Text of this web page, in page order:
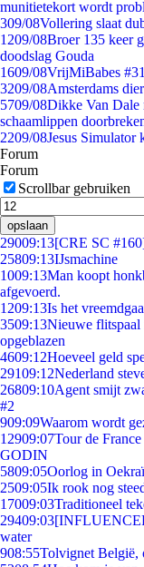
munitietekort wordt
309/08Vollering slaat
1209/08Broer 135 keer
doodslag Gouda
1609/08VrijMiBabes
3209/08Amsterdams
5709/08Dikke Van Dale
schaamlippen
2209/08Jesus Simulator
Forum
Forum
Scrollbar gebruiken
opslaan
29009:13[CRE SC
25809:13IJsmachine
1009:13Man koopt
afgevoerd.
1209:13Is het
3509:13Nieuwe flitspaal
opgeblazen
4609:12Hoeveel geld
29109:12Nederland
26809:10Agent smijt
#2
909:09Waarom wordt
12909:07Tour de
GODIN
5809:05Oorlog in
2509:05Ik rook nog
17009:03Traditioneel
29409:03
water
908:55Tolvignet België,